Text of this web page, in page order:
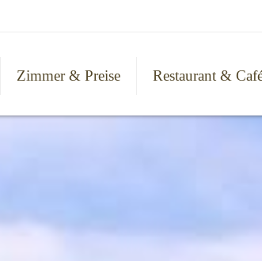
Zimmer & Preise Restaurant &